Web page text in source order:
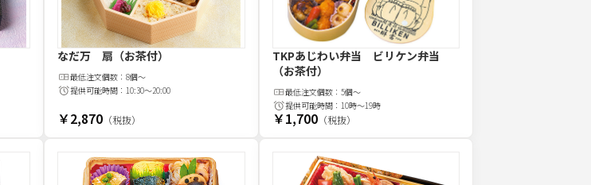
なだ万 扇（お茶付）
最低注文個数：8個～
提供可能時間：10:30～20:00
￥2,870 （税抜）
TKPあじわい弁当 ビリケン弁当
（お茶付）
最低注文個数： 5個～
提供可能時間： 10時～19時
￥1,700（税抜）